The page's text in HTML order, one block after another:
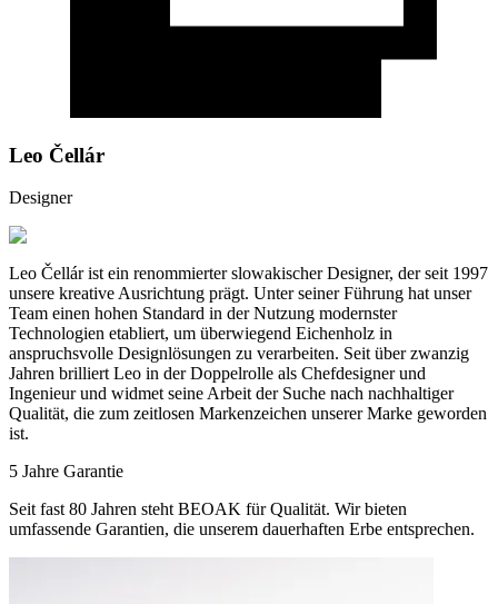
Leo Čellár
Designer
Leo Čellár ist ein renommierter slowakischer Designer, der seit 1997
unsere kreative Ausrichtung prägt. Unter seiner Führung hat unser
Team einen hohen Standard in der Nutzung modernster
Technologien etabliert, um überwiegend Eichenholz in
anspruchsvolle Designlösungen zu verarbeiten. Seit über zwanzig
Jahren brilliert Leo in der Doppelrolle als Chefdesigner und
Ingenieur und widmet seine Arbeit der Suche nach nachhaltiger
Qualität, die zum zeitlosen Markenzeichen unserer Marke geworden
ist.
5 Jahre Garantie
Seit fast 80 Jahren steht BEOAK für Qualität. Wir bieten
umfassende Garantien, die unserem dauerhaften Erbe entsprechen.